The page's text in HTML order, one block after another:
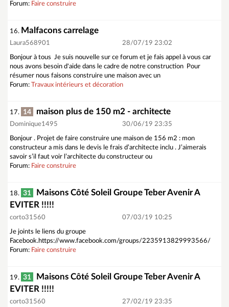
Forum: Faire construire
16. Malfacons carrelage
Laura568901 28/07/19 23:02
Bonjour à tous Je suis nouvelle sur ce forum et je fais appel à vous car
nous avons besoin d'aide dans le cadre de notre construction Pour
résumer nous faisons construire une maison avec un
Forum: Travaux intérieurs et décoration
17. 14 maison plus de 150 m2 - architecte
Dominique1495 30/06/19 23:35
Bonjour . Projet de faire construire une maison de 156 m2 : mon
constructeur a mis dans le devis le frais d’architecte inclu . J’aimerais
savoir s’il faut voir l’architecte du constructeur ou
Forum: Faire construire
18. 31
Maisons Côté Soleil Groupe Teber Avenir A
EVITER !!!!!
corto31560 07/03/19 10:25
Je joints le liens du groupe
Facebook.https://www.facebook.com/groups/2235913829993566/
Forum: Faire construire
19. 31
Maisons Côté Soleil Groupe Teber Avenir A
EVITER !!!!!
corto31560 27/02/19 23:35